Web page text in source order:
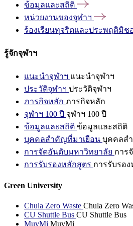
ข้อมูลและสถิติ
หน่วยงานของจุฬาฯ
ร้องเรียนทุจริตและประพฤติมิช
รู้จักจุฬาฯ
แนะนำจุฬาฯ แนะนำจุฬาฯ
ประวัติจุฬาฯ ประวัติจุฬาฯ
ภารกิจหลัก ภารกิจหลัก
จุฬาฯ 100 ปี จุฬาฯ 100 ปี
ข้อมูลและสถิติ ข้อมูลและสถิติ
บุคคลสำคัญที่มาเยือน บุคคลส
การจัดอันดับมหาวิทยาลัย การ
การรับรองหลักสูตร การรับรอ
Green University
Chula Zero Waste Chula Zero
CU Shuttle Bus CU Shuttle Bus
MuvMi MuvMi